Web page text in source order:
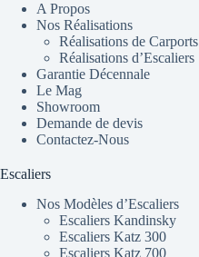
A Propos
Nos Réalisations
Réalisations de Carports
Réalisations d’Escaliers
Garantie Décennale
Le Mag
Showroom
Demande de devis
Contactez-Nous
Escaliers
Nos Modèles d’Escaliers
Escaliers Kandinsky
Escaliers Katz 300
Escaliers Katz 700